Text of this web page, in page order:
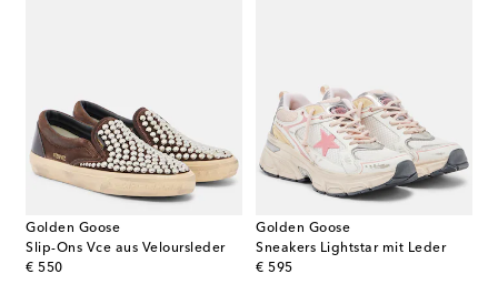
Golden Goose
Slip-Ons Vce aus Veloursleder
€ 550
original price
Golden Goose
Sneakers Lightstar mit Leder
€ 595
original price